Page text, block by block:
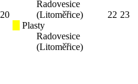
20
Radovesice
(Litoměřice)
Plasty
Radovesice
(Litoměřice)
22 23